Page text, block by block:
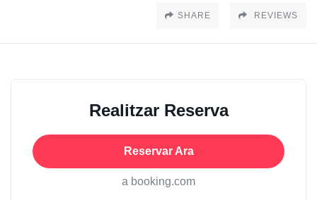
SHARE REVIEWS
Realitzar Reserva
Reservar Ara
a booking.com